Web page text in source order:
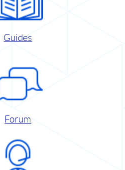
Guides
Forum